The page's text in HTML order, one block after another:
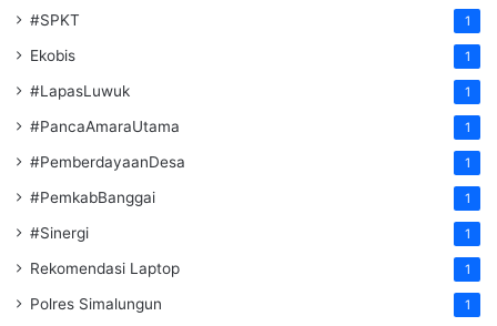
#SPKT 1
Ekobis 1
#LapasLuwuk 1
#PancaAmaraUtama 1
#PemberdayaanDesa 1
#PemkabBanggai 1
#Sinergi 1
Rekomendasi Laptop 1
Polres Simalungun 1